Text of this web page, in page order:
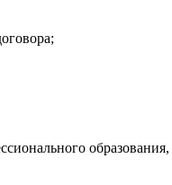
образования,